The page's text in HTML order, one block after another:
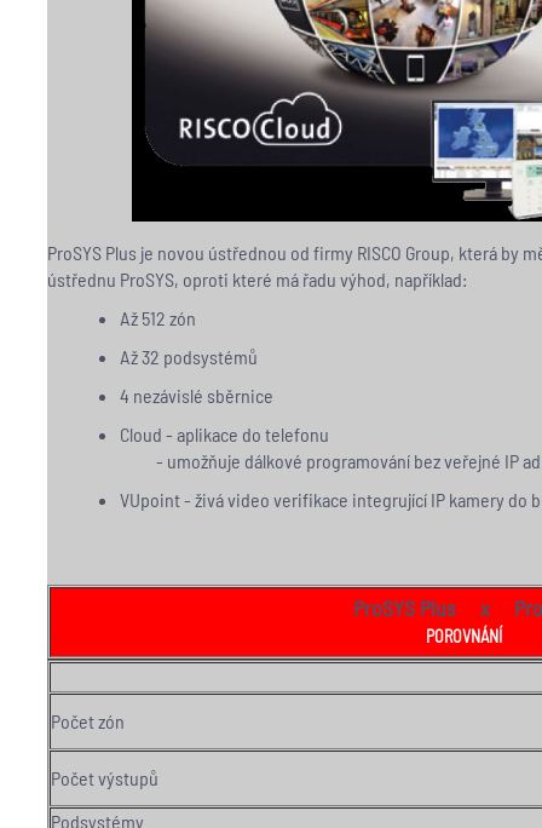
ProSYS Plus je novou ústřednou od firmy RISCO Group, která by
ústřednu ProSYS, oproti které má řadu výhod, například:
Až 512 zón
Až 32 podsystémů
4 nezávislé sběrnice
Cloud - aplikace do telefonu
- umožňuje dálkové programování bez veřejné IP
VUpoint - živá video verifikace integrující IP kamery do
ProSYS Plus x
POROVNÁNÍ
Počet zón
Počet výstupů
Podsystémy